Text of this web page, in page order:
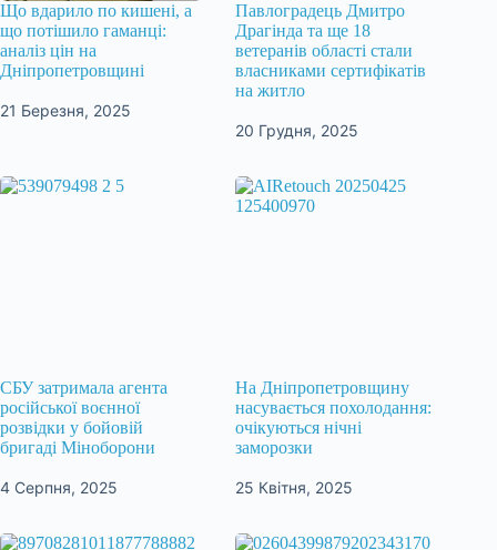
Що вдарило по кишені, а
що потішило гаманці:
аналіз цін на
Дніпропетровщині
21 Березня, 2025
Павлоградець Дмитро
Драгінда та ще 18
ветеранів області стали
власниками сертифікатів
на житло
20 Грудня, 2025
СБУ затримала агента
російської воєнної
розвідки у бойовій
бригаді Міноборони
4 Серпня, 2025
На Дніпропетровщину
насувається похолодання:
очікуються нічні
заморозки
25 Квітня, 2025